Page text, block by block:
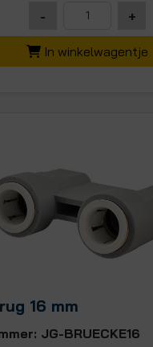
- +
In winkelwagentje
16 mm
JG-BRUECKE16